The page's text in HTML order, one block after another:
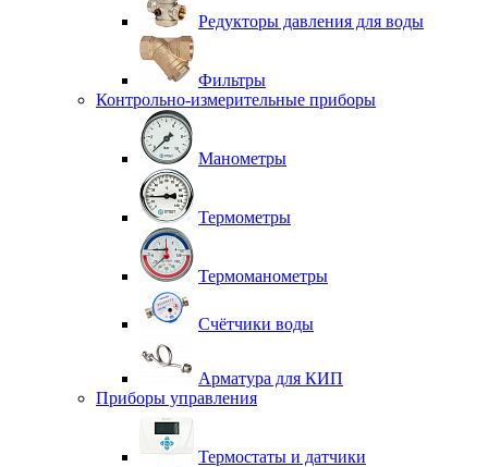
Редукторы давления для воды
Фильтры
Контрольно-измерительные приборы
Манометры
Термометры
Термоманометры
Счётчики воды
Арматура для КИП
Приборы управления
Термостаты и датчики